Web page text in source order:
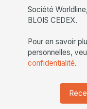
Société
BLOIS CEDEX.
Pour en savoir
personnelles,
confidentialité.